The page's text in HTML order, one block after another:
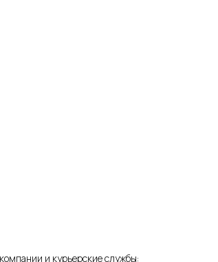
и курьерские службы: